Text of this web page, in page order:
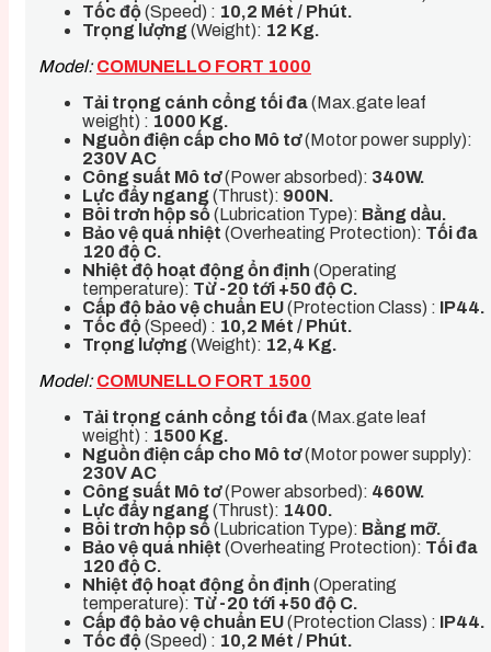
Tốc độ(Speed) : 10,2 Mét / Phút.
Trọng lượng (Weight): 12 Kg.
Model: COMUNELLO FORT 1000
Tải trọng cánh cổng tối đa(Max.gate leaf
weight) : 1000 Kg.
Nguồn điện cấp cho Mô tơ(Motor power supply):
230V AC
Công suất Mô tơ(Power absorbed): 340W.
Lực đẩy ngang (Thrust): 900N.
Bôi trơn hộp số(Lubrication Type): Bằng dầu.
Bảo vệ quá nhiệt (Overheating Protection): Tối đa
120 độ C.
Nhiệt độ hoạt động ổn định (Operating
temperature): Từ -20 tới +50 độ C.
Cấp độ bảo vệ chuẩn EU(Protection Class) : IP44.
Tốc độ(Speed) : 10,2 Mét / Phút.
Trọng lượng (Weight): 12,4 Kg.
Model: COMUNELLO FORT 1500
Tải trọng cánh cổng tối đa(Max.gate leaf
weight) : 1500 Kg.
Nguồn điện cấp cho Mô tơ(Motor power supply):
230V AC
Công suất Mô tơ(Power absorbed): 460W.
Lực đẩy ngang (Thrust): 1400.
Bôi trơn hộp số(Lubrication Type): Bằng mỡ.
Bảo vệ quá nhiệt (Overheating Protection): Tối đa
120 độ C.
Nhiệt độ hoạt động ổn định (Operating
temperature): Từ -20 tới +50 độ C.
Cấp độ bảo vệ chuẩn EU(Protection Class) : IP44.
Tốc độ(Speed) : 10,2 Mét / Phút.